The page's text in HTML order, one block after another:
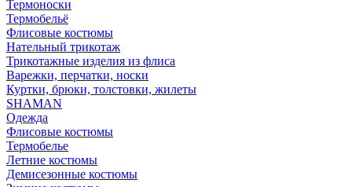
Термоноски
Термобельё
Флисовые костюмы
Нательный трикотаж
Трикотажные изделия из флиса
Варежки, перчатки, носки
Куртки, брюки, толстовки, жилеты
SHAMAN
Одежда
Флисовые костюмы
Термобелье
Летние костюмы
Демисезонные костюмы